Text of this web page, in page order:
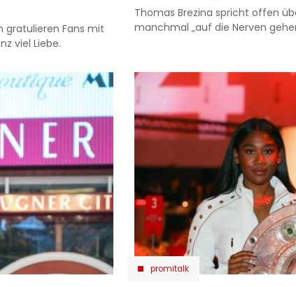
gratulieren Fans mit
viel Liebe.
Thomas Brezina spricht offen
manchmal „auf die Nerven
promitalk